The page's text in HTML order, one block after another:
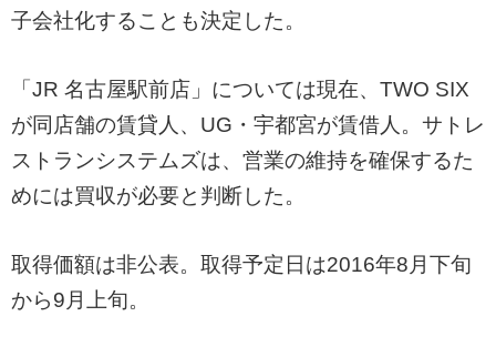
子会社化することも決定した。
「JR 名古屋駅前店」については現在、TWO SIX
が同店舗の賃貸人、UG・宇都宮が賃借人。サトレ
ストランシステムズは、営業の維持を確保するた
めには買収が必要と判断した。
取得価額は非公表。取得予定日は2016年8月下旬
から9月上旬。